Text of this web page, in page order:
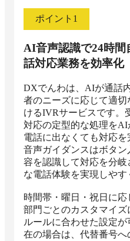
ポイント 1
AI音声認識で24時間
話対応業務を効率化
DXでんわは、AIが通話
者のニーズに応じて適
けるIVRサービスです。
対応の定型的な処理を
電話に出なくても対応を
音声ガイダンスはボタ
容を認識して対応を分
な電話体験を実現しやす
時間帯・曜日・祝日に応
部門ごとのカスタマイ
ルールに合わせた設定
在の場合は、代替番号へ